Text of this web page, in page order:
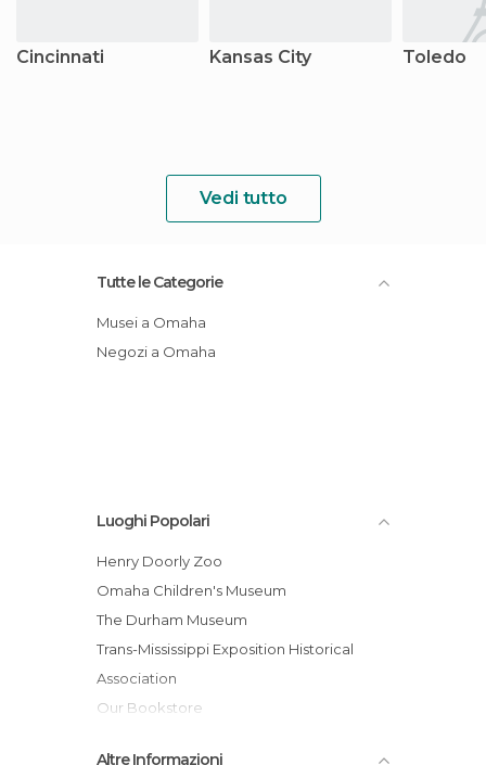
Cincinnati Kansas City Toledo
Vedi tutto
Tutte le Categorie
Musei a Omaha
Negozi a Omaha
Luoghi Popolari
Henry Doorly Zoo
Omaha Children's Museum
The Durham Museum
Trans-Mississippi Exposition Historical
Association
Our Bookstore
Altre Informazioni